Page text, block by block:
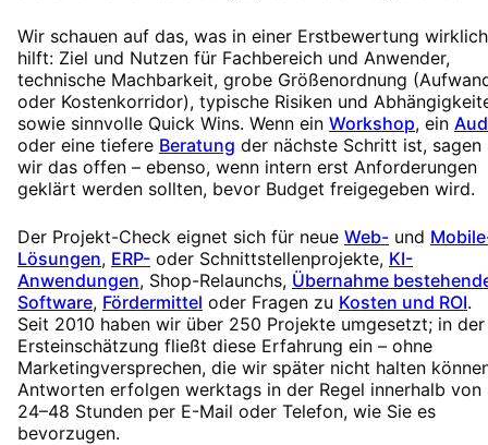
Wir schauen auf das, was in einer Erstbewertung wirklich
hilft: Ziel und Nutzen für Fachbereich und Anwender,
technische Machbarkeit, grobe Größenordnung
oder Kostenkorridor), typische Risiken und
sowie sinnvolle Quick Wins. Wenn ein Workshop, ein
oder eine tiefere Beratung der nächste Schritt ist, sagen
wir das offen – ebenso, wenn intern erst Anforderungen
geklärt werden sollten, bevor Budget freigegeben wird.
Der Projekt-Check eignet sich für neue Web- und
Lösungen, ERP- oder Schnittstellenprojekte, KI-
Anwendungen, Shop-Relaunchs, Übernahme
Software, Fördermittel oder Fragen zu Kosten und ROI.
Seit 2010 haben wir über 250 Projekte umgesetzt; in der
Ersteinschätzung fließt diese Erfahrung ein – ohne
Marketingversprechen, die wir später nicht halten
Antworten erfolgen werktags in der Regel innerhalb von
24–48 Stunden per E-Mail oder Telefon, wie Sie es
bevorzugen.